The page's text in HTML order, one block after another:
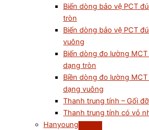
Biến dòng bảo vệ PCT
tròn
Biến dòng bảo vệ PCT
vuông
Biến dòng đo lường
dạng tròn
Biền dòng đo lường
dạng vuông
Thanh trung tính – Gối đỡ
Thanh trung tính có vỏ
Hanyoung